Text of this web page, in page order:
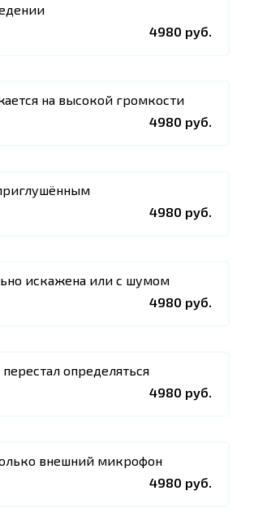
4980 руб.
на высокой громкости
4980 руб.
4980 руб.
искажена или с шумом
4980 руб.
определяться
4980 руб.
внешний микрофон
4980 руб.